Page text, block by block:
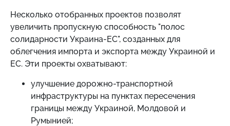
Несколько отобранных проектов позволят
увеличить пропускную способность "полос
солидарности Украина-ЕС", созданных для
облегчения импорта и экспорта между Украиной и
ЕС. Эти проекты охватывают:
улучшение дорожно-транспортной
инфраструктуры на пунктах пересечения
границы между Украиной, Молдовой и
Румынией;